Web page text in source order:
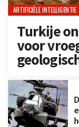
ARTIFICIËLE INTELLIGENTIE
Turkije
voor